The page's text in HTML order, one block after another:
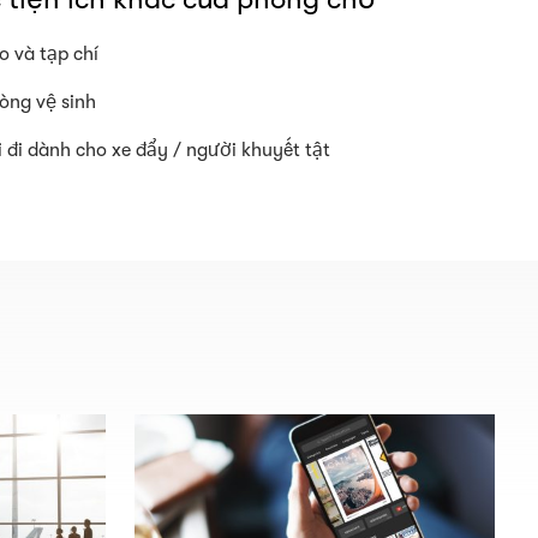
và tạp chí
vệ sinh
đi dành cho xe đẩy / người khuyết tật